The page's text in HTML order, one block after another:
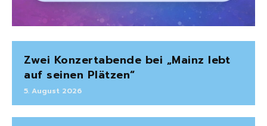
Zwei Konzertabende bei „Mainz lebt
auf seinen Plätzen“
5. August 2026